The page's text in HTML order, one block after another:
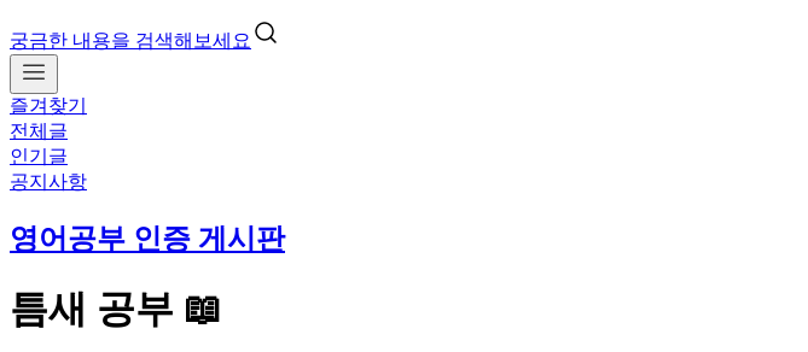
궁금한 내용을 검색해보세요
즐겨찾기
전체글
인기글
공지사항
영어공부 인증 게시판
틈새 공부 📖